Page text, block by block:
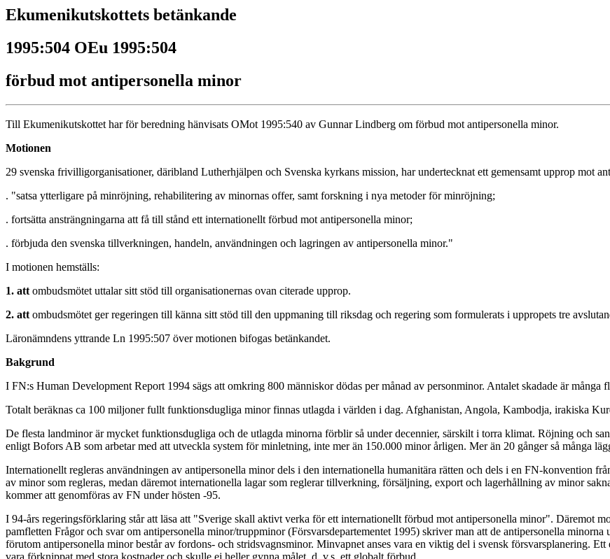
Ekumenikutskottets betänkande
1995:504 OEu 1995:504
förbud mot antipersonella minor
Till Ekumenikutskottet har för beredning hänvisats OMot 1995:540 av Gunnar Lindberg om förbud mot antipersonella minor.
Motionen
29 svenska frivilligorganisationer, däribland Lutherhjälpen och Svenska kyrkans mission, har undertecknat ett gemensamt upprop mot
. "satsa ytterligare på minröjning, rehabilitering av minornas offer, samt forskning i nya metoder för minröjning;
. fortsätta ansträngningarna att få till stånd ett internationellt förbud mot antipersonella minor;
. förbjuda den svenska tillverkningen, handeln, användningen och lagringen av antipersonella minor."
I motionen hemställs:
1. attombudsmötet uttalar sitt stöd till organisationernas ovan citerade upprop.
2. attombudsmötet ger regeringen till känna sitt stöd till den uppmaning till riksdag och regering som formulerats i uppropets tre
Läronämndens yttrande Ln 1995:507 över motionen bifogas betänkandet.
Bakgrund
I FN:s Human Development Report 1994 sägs att omkring 800 människor dödas per månad av personminor. Antalet skadade är många
Totalt beräknas ca 100 miljoner fullt funktionsdugliga minor finnas utlagda i världen i dag. Afghanistan, Angola, Kambodja, irakiska
De flesta landminor är mycket funktionsdugliga och de utlagda minorna förblir så under decennier, särskilt i torra klimat. Röjning och
enligt Bofors AB som arbetar med att utveckla system för minletning, inte mer än 150.000 minor årligen. Mer än 20 gånger så många
Internationellt regleras användningen av antipersonella minor dels i den internationella humanitära rätten och dels i en FN-konvention
av minor som regleras, medan däremot internationella lagar som reglerar tillverkning, försäljning, export och lagerhållning av minor
kommer att genomföras av FN under hösten -95.
I 94-års regeringsförklaring står att läsa att "Sverige skall aktivt verka för ett internationellt förbud mot antipersonella minor". Däremot
pamfletten Frågor och svar om antipersonella minor/truppminor (Försvarsdepartementet 1995) skriver man att de antipersonella
förutom antipersonella minor består av fordons- och stridsvagnsminor. Minvapnet anses vara en viktig del i svensk försvarsplanering.